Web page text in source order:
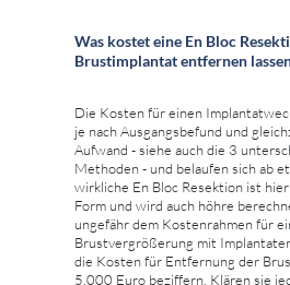
Was kostet eine En Bloc
Brustimplantat entfernen
Die Kosten für einen
je nach Ausgangsbefund und
Aufwand - siehe auch die 3
Methoden - und belaufen sich ab
wirkliche En Bloc Resektion ist
Form und wird auch höhre
ungefähr dem Kostenrahmen für
Brustvergrößerung mit
die Kosten für Entfernung der
5.000 Euro beziffern. Klären sie